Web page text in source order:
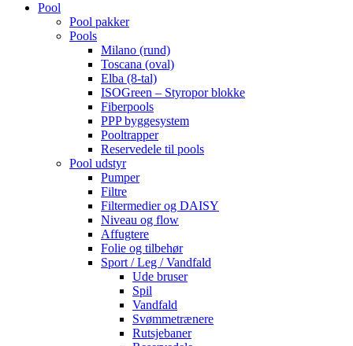
Pool
Pool pakker
Pools
Milano (rund)
Toscana (oval)
Elba (8-tal)
ISOGreen – Styropor blokke
Fiberpools
PPP byggesystem
Pooltrapper
Reservedele til pools
Pool udstyr
Pumper
Filtre
Filtermedier og DAISY
Niveau og flow
Affugtere
Folie og tilbehør
Sport / Leg / Vandfald
Ude bruser
Spil
Vandfald
Svømmetrænere
Rutsjebaner